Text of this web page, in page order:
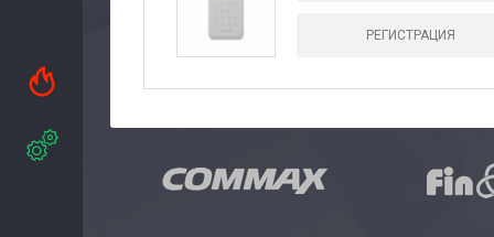
РЕГИСТРАЦИЯ